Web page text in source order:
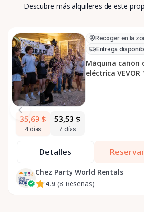
Descubre más alquileres de este
Recoger en la
Entrega
Máquina cañón
eléctrica VEVOR
35,69 $
4 días
53,53 $
7 días
Detalles
Chez Party World Rentals
4.9 (8 Reseñas)